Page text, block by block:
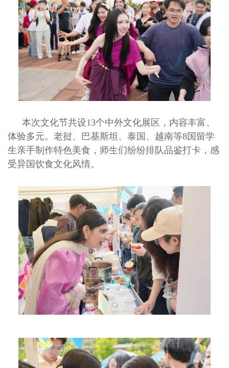
本次文化节共设13个中外文化展区，内容丰富、
体验多元。老挝、巴基斯坦、泰国、越南等8国留学
生亲手制作特色美食，师生们纷纷排队品鉴打卡，感
受异国饮食文化风情。